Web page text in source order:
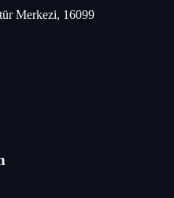
Merkezi, 16099